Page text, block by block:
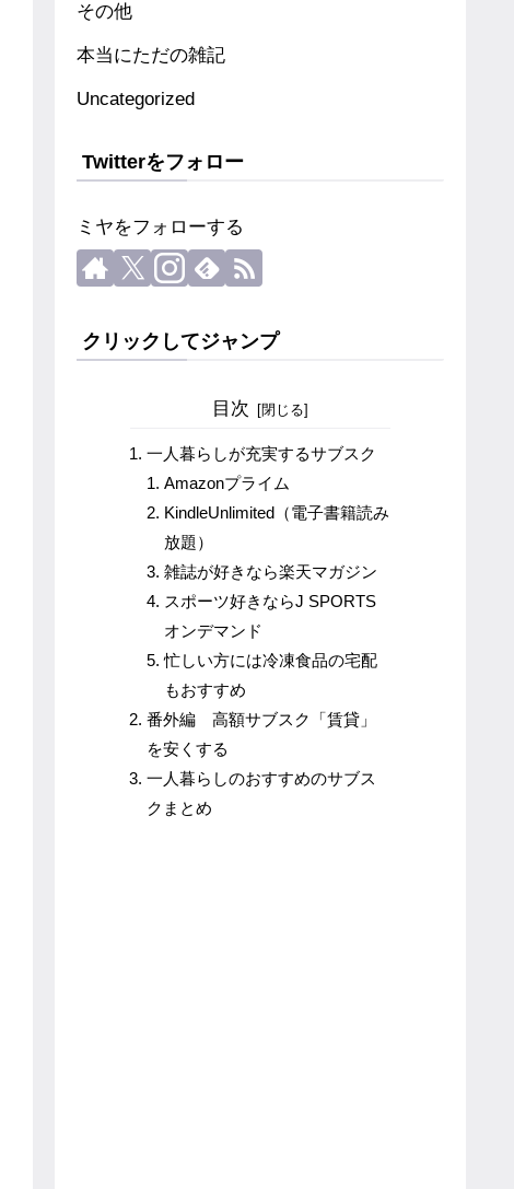
その他
本当にただの雑記
Uncategorized
Twitterをフォロー
ミヤをフォローする
クリックしてジャンプ
目次
一人暮らしが充実するサブスク
Amazonプライム
KindleUnlimited（電子書籍読み
放題）
雑誌が好きなら楽天マガジン
スポーツ好きならJ SPORTS
オンデマンド
忙しい方には冷凍食品の宅配
もおすすめ
番外編 高額サブスク「賃貸」
を安くする
一人暮らしのおすすめのサブス
クまとめ